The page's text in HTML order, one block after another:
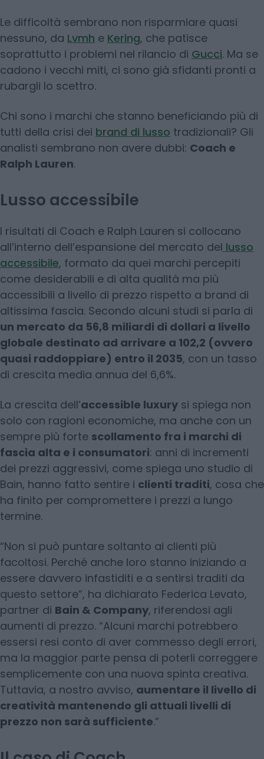
Le difficoltà sembrano non risparmiare quasi
nessuno, da Lvmh e Kering, che patisce
soprattutto i problemi nel rilancio di Gucci. Ma se
cadono i vecchi miti, ci sono già sfidanti pronti a
rubargli lo scettro.
Chi sono i marchi che stanno beneficiando più di
tutti della crisi dei brand di lusso tradizionali? Gli
analisti sembrano non avere dubbi: Coach e
Ralph Lauren.
Lusso accessibile
I risultati di Coach e Ralph Lauren si collocano
all’interno dell’espansione del mercato del lusso
accessibile, formato da quei marchi percepiti
come desiderabili e di alta qualità ma più
accessibili a livello di prezzo rispetto a brand di
altissima fascia. Secondo alcuni studi si parla di
un mercato da 56,8 miliardi di dollari a livello
globale destinato ad arrivare a 102,2 (ovvero
quasi raddoppiare) entro il 2035, con un tasso
di crescita media annua del 6,6%.
La crescita dell’accessible luxury si spiega non
solo con ragioni economiche, ma anche con un
sempre più forte scollamento fra i marchi di
fascia alta e i consumatori: anni di incrementi
dei prezzi aggressivi, come spiega uno studio di
Bain, hanno fatto sentire i clienti traditi, cosa che
ha finito per compromettere i prezzi a lungo
termine.
“Non si può puntare soltanto ai clienti più
facoltosi. Perché anche loro stanno iniziando a
essere davvero infastiditi e a sentirsi traditi da
questo settore”, ha dichiarato Federica Levato,
partner di Bain & Company, riferendosi agli
aumenti di prezzo. “Alcuni marchi potrebbero
essersi resi conto di aver commesso degli errori,
ma la maggior parte pensa di poterli correggere
semplicemente con una nuova spinta creativa.
Tuttavia, a nostro avviso, aumentare il livello di
creatività mantenendo gli attuali livelli di
prezzo non sarà sufficiente.”